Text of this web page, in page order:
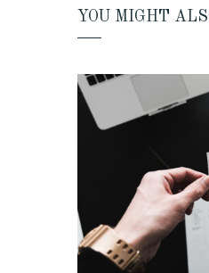
YOU MIGHT